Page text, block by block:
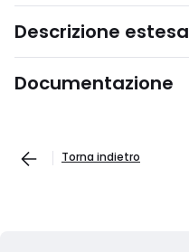
Descrizione estesa
Documentazione
Torna indietro